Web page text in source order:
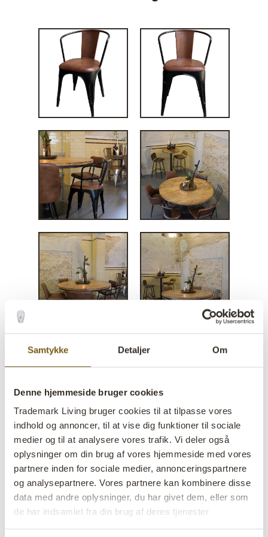
Samtykke Detaljer Om
Denne hjemmeside bruger cookies
Trademark Living bruger cookies til at tilpasse vores
indhold og annoncer, til at vise dig funktioner til sociale
medier og til at analysere vores trafik. Vi deler også
oplysninger om din brug af vores hjemmeside med vores
partnere inden for sociale medier, annonceringspartnere
og analysepartnere. Vores partnere kan kombinere disse
data med andre oplysninger, du har givet dem, eller som
de har indsamlet fra din brug af deres tjenester
Living spisebordsstol - sort
med læder
lens På lager